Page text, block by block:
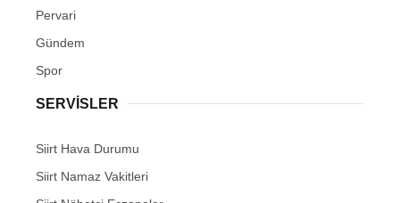
Pervari
Gündem
Spor
SERVİSLER
Siirt Hava Durumu
Siirt Namaz Vakitleri